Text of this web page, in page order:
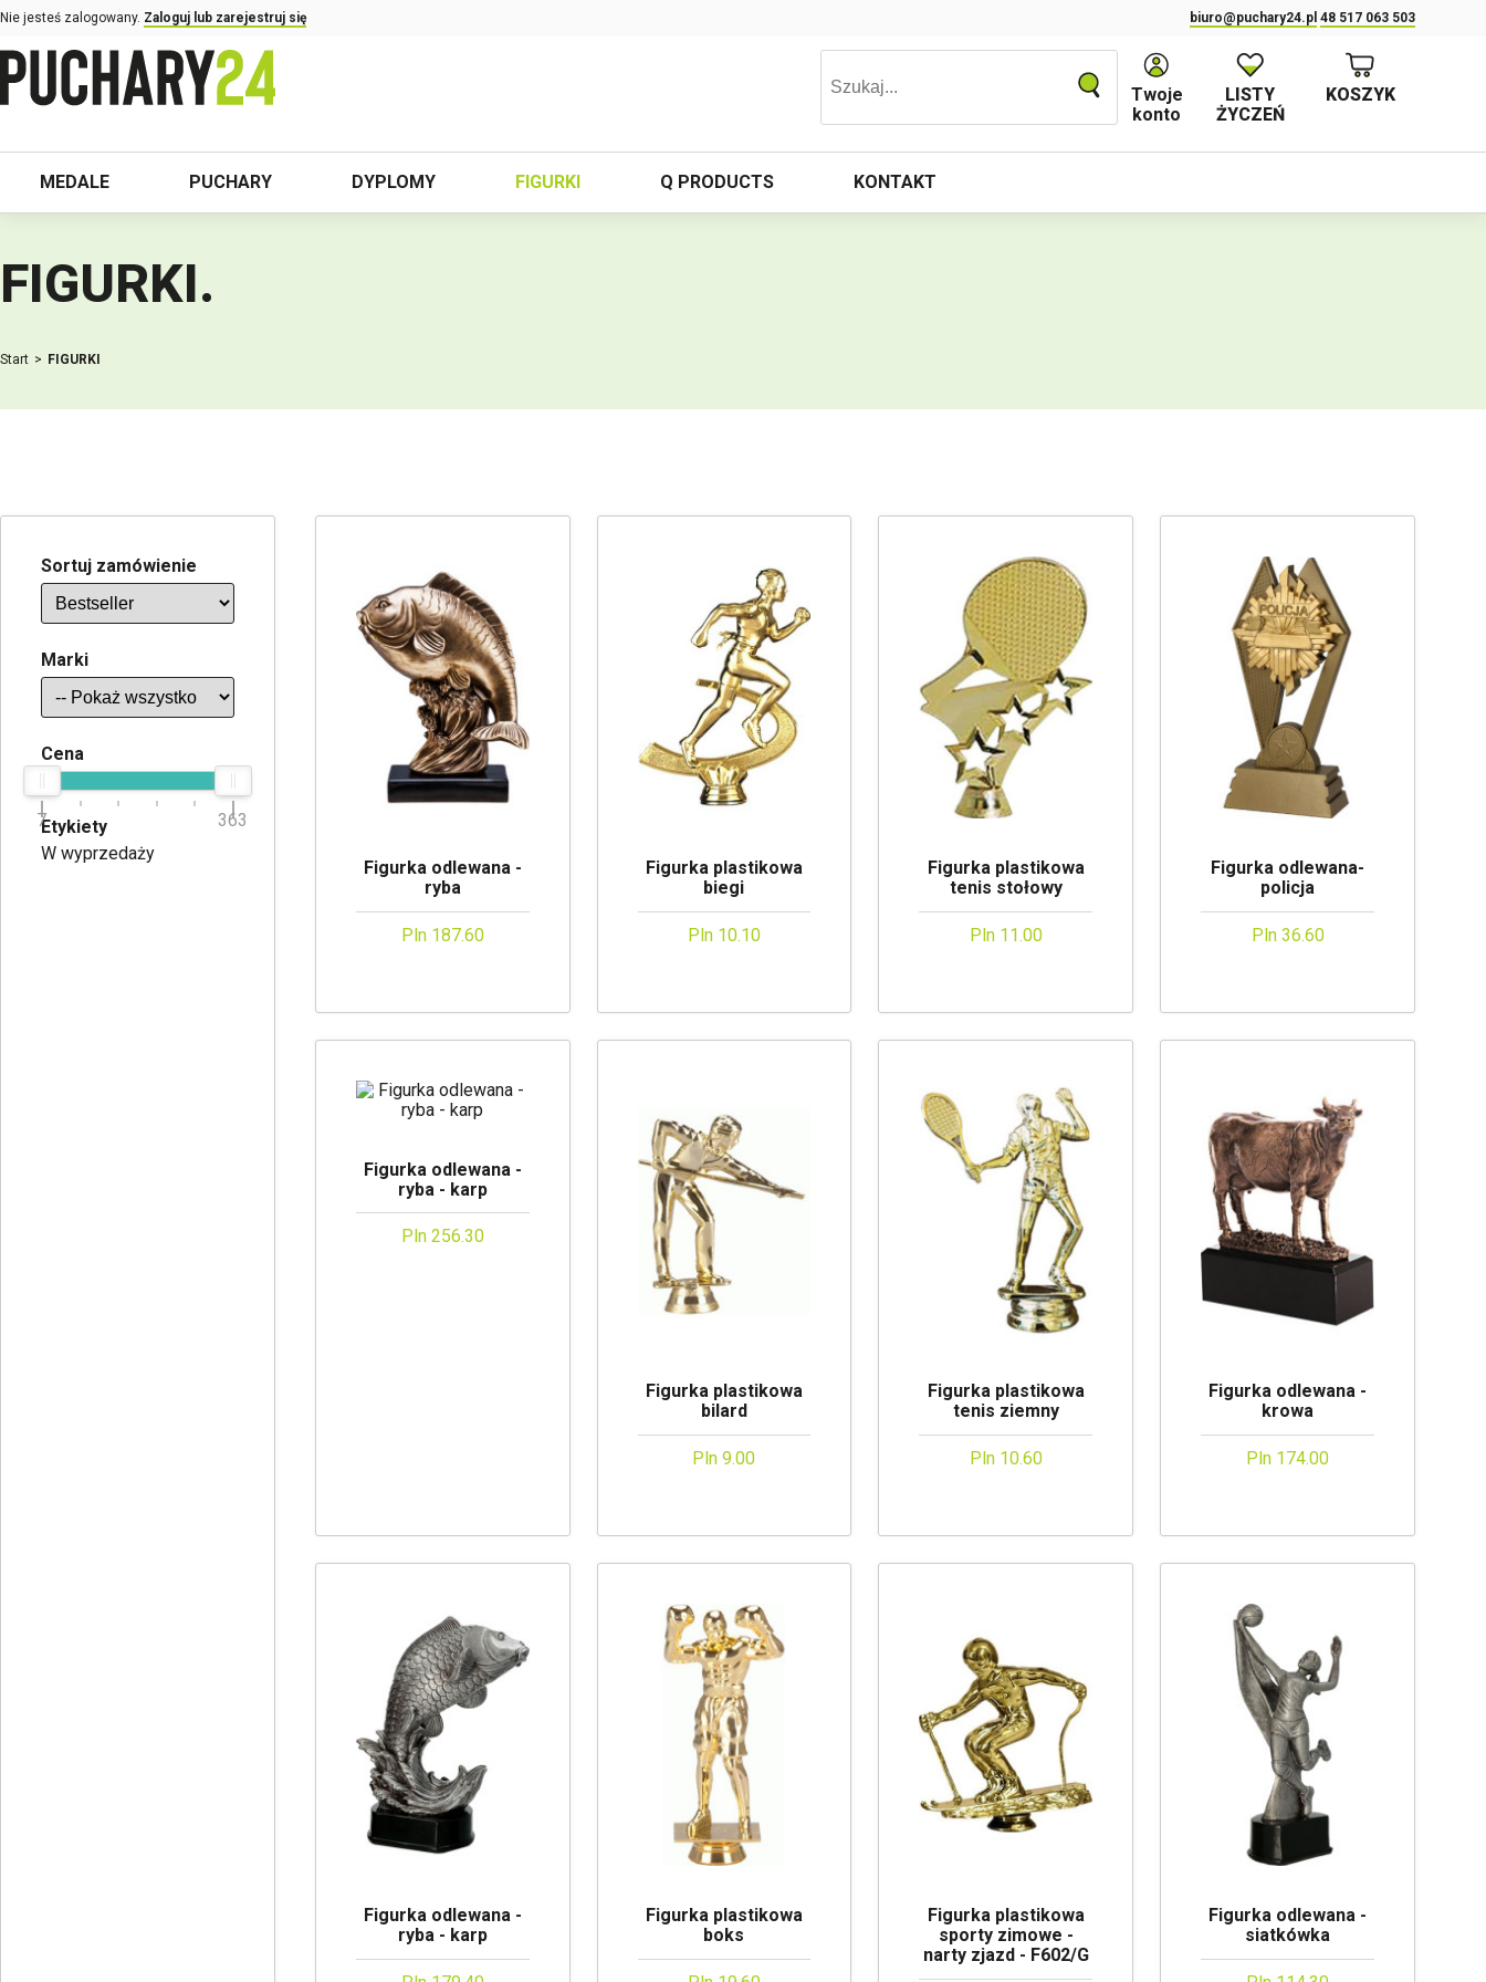
Nie jesteś zalogowany. Zaloguj lub zarejestruj się biuro@puchary24.pl 48 517 063 503
Twoje
konto
LISTY
ŻYCZEŃ
KOSZYK
MEDALE PUCHARY DYPLOMY FIGURKI Q PRODUCTS KONTAKT
FIGURKI.
Start FIGURKI
Sortuj zamówienie
Marki
Cena
7 363
Etykiety
W wyprzedaży
Figurka odlewana -
ryba
Pln 187.60
Figurka plastikowa
biegi
Pln 10.10
Figurka plastikowa
tenis stołowy
Pln 11.00
Figurka odlewana-
policja
Pln 36.60
Figurka odlewana -
ryba - karp
Pln 256.30
Figurka plastikowa
bilard
Pln 9.00
Figurka plastikowa
tenis ziemny
Pln 10.60
Figurka odlewana -
krowa
Pln 174.00
Figurka odlewana -
ryba - karp
Figurka plastikowa
boks
Figurka plastikowa
sporty zimowe -
narty zjazd - F602/G
Figurka odlewana -
siatkówka